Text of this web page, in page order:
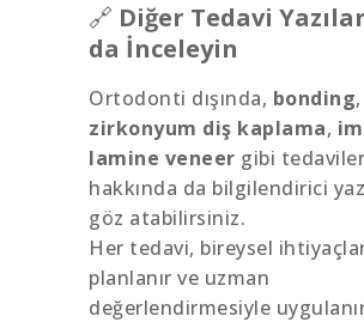
🔗 Diğer Tedavi
da İnceleyin
Ortodonti dışında, bonding,
zirkonyum diş kaplama,
lamine veneer gibi tedaviler
hakkında da bilgilendirici
göz atabilirsiniz.
Her tedavi, bireysel
planlanır ve uzman
değerlendirmesiyle